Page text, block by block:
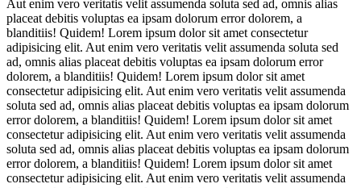
Aut enim vero veritatis velit assumenda soluta sed ad, omnis alias
placeat debitis voluptas ea ipsam dolorum error dolorem, a
blanditiis! Quidem! Lorem ipsum dolor sit amet consectetur
adipisicing elit. Aut enim vero veritatis velit assumenda soluta sed
ad, omnis alias placeat debitis voluptas ea ipsam dolorum error
dolorem, a blanditiis! Quidem! Lorem ipsum dolor sit amet
consectetur adipisicing elit. Aut enim vero veritatis velit assumenda
soluta sed ad, omnis alias placeat debitis voluptas ea ipsam dolorum
error dolorem, a blanditiis! Quidem! Lorem ipsum dolor sit amet
consectetur adipisicing elit. Aut enim vero veritatis velit assumenda
soluta sed ad, omnis alias placeat debitis voluptas ea ipsam dolorum
error dolorem, a blanditiis! Quidem! Lorem ipsum dolor sit amet
consectetur adipisicing elit. Aut enim vero veritatis velit assumenda